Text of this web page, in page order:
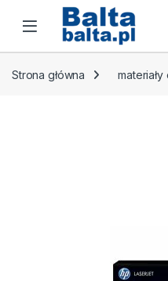
Skip to navigation
Skip to content
Open
Strona główna